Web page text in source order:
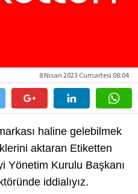
8 Nisan 2023 Cumartesi 08:04
haline gelebilmek
aktaran Etiketten
Yönetim Kurulu Başkanı
iddialıyız.